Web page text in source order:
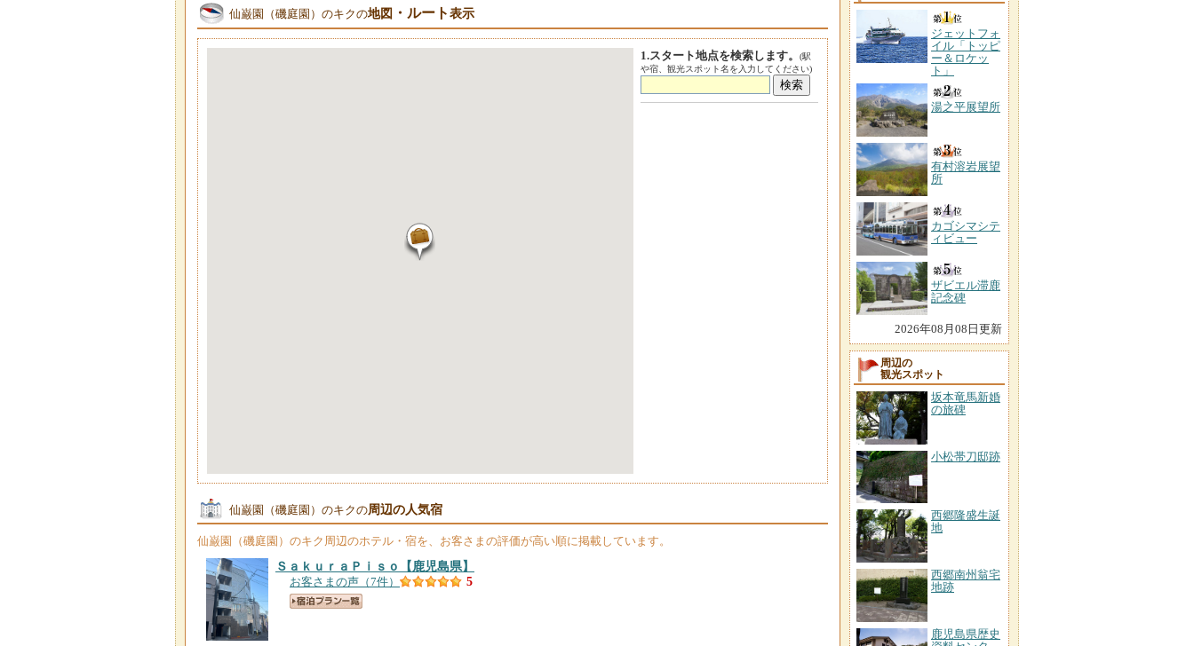
仙巌園（磯庭園）のキクの地図 ・ルート表示
1.スタート地点を検索します。
(駅
や宿、観光スポット名を入力してください)
仙巌園（磯庭園）のキクの周辺の人気宿
仙巌園（磯庭園）のキク 周辺のホテル・宿を、お客さまの評価が高い順に掲載しています。
ＳａｋｕｒａＰｉｓｏ 【鹿児島県】
お客さまの声（7件） 5
ジェットフォ
イル「トッピ
ー＆ロケッ
ト」
湯之平展望所
有村溶岩展望
所
カゴシマシテ
ィビュー
ザビエル滞鹿
記念碑
2026年08月08日更新
周辺の
観光スポット
坂本竜馬新婚
の旅碑
小松帯刀邸跡
西郷隆盛生誕
地
西郷南州翁宅
地跡
鹿児島県歴史